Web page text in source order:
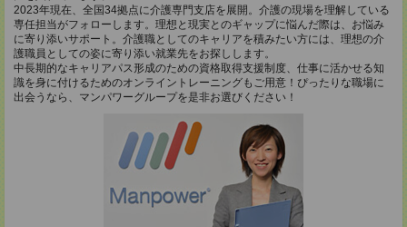
2023年現在、全国34拠点に介護専門支店を展開。介護の現場を理解している
専任担当がフォローします。理想と現実とのギャップに悩んだ際は、お悩み
に寄り添いサポート。介護職としてのキャリアを積みたい方には、理想の介
護職員としての姿に寄り添い就業先をお探しします。
中長期的なキャリアパス形成のための資格取得支援制度、仕事に活かせる知
識を身に付けるためのオンライントレーニングもご用意！ぴったりな職場に
出会うなら、マンパワーグループを是非お選びください！